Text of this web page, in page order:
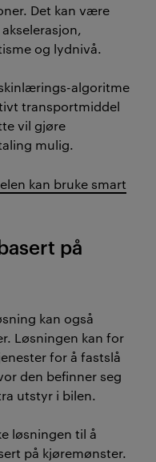
Det kan være
og lydnivå.
algoritme
transportmiddel
vil gjøre
mulig.
kan bruke smart
på
kan også
Løsningen kan for
for å fastslå
den befinner seg
utstyr i bilen.
løsningen til å
på kjøremønster.